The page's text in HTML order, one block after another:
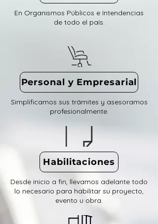
En Organismos Públicos e Intendencias
de todo el país.
Personal y Empresarial
Simplificamos sus trámites y asesoramos
profesionalmente.
Habilitaciones
Desde inicio a fin, llevamos adelante todo
lo necesario para habilitar su proyecto,
evento u obra.